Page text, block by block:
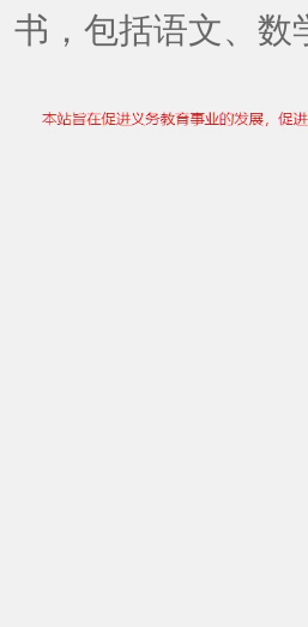
书，包括语文、数